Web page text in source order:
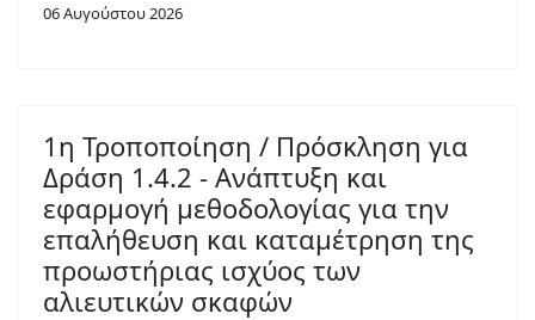
06 Αυγούστου 2026
1η Τροποποίηση / Πρόσκληση για
Δράση 1.4.2 - Ανάπτυξη και
εφαρμογή μεθοδολογίας για την
επαλήθευση και καταμέτρηση της
προωστήριας ισχύος των
αλιευτικών σκαφών